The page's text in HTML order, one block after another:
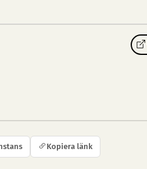
Kopiera länk